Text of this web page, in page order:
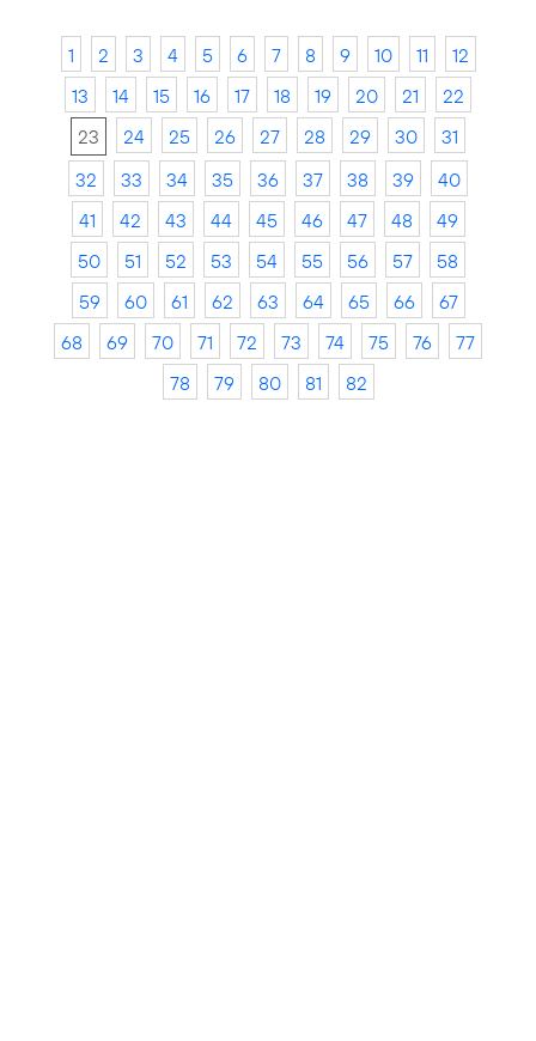
1 2 3 4 5 6 7 8 9 10 11
12
13
14 15 16 17 18 19 20 21
22
23
24 25 26 27 28 29 30
31
32
33 34 35 36 37 38 39
40
41
42 43 44 45 46 47 48
49
50
51 52 53 54 55 56 57
58
59
60 61 62 63 64 65 66
67
68
69 70 71 72 73 74 75 76
77
78
79 80 81 82